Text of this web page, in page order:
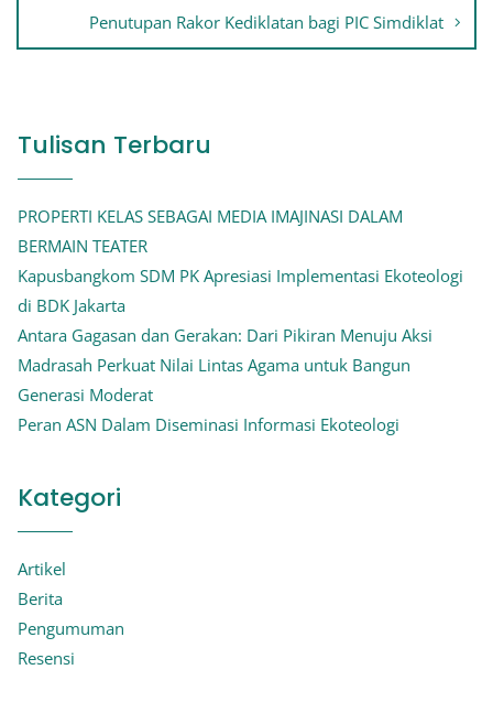
Penutupan Rakor Kediklatan bagi PIC Simdiklat
Tulisan Terbaru
PROPERTI KELAS SEBAGAI MEDIA IMAJINASI DALAM
BERMAIN TEATER
Kapusbangkom SDM PK Apresiasi Implementasi Ekoteologi
di BDK Jakarta
Antara Gagasan dan Gerakan: Dari Pikiran Menuju Aksi
Madrasah Perkuat Nilai Lintas Agama untuk Bangun
Generasi Moderat
Peran ASN Dalam Diseminasi Informasi Ekoteologi
Kategori
Artikel
Berita
Pengumuman
Resensi